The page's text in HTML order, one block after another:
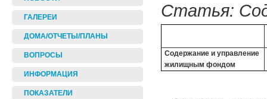
ГАЛЕРЕИ
ДОМА/ОТЧЕТЫ/ПЛАНЫ
ВОПРОСЫ
ИНФОРМАЦИЯ
ПОКАЗАТЕЛИ
Статья:
Содержание и управление
жилищным фондом